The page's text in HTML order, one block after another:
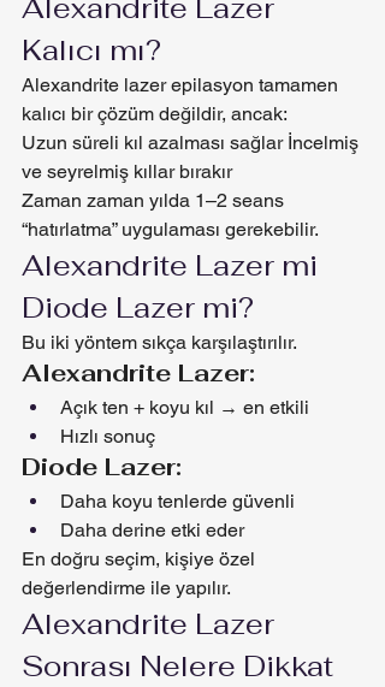
Alexandrite Lazer
Kalıcı mı?
Alexandrite lazer epilasyon tamamen
kalıcı bir çözüm değildir, ancak:
Uzun süreli kıl azalması sağlar İncelmiş
ve seyrelmiş kıllar bırakır
Zaman zaman yılda 1–2 seans
“hatırlatma” uygulaması gerekebilir.
Alexandrite Lazer mi
Diode Lazer mi?
Bu iki yöntem sıkça karşılaştırılır.
Alexandrite Lazer:
Açık ten + koyu kıl → en etkili
Hızlı sonuç
Diode Lazer:
Daha koyu tenlerde güvenli
Daha derine etki eder
En doğru seçim, kişiye özel
değerlendirme ile yapılır.
Alexandrite Lazer
Sonrası Nelere Dikkat